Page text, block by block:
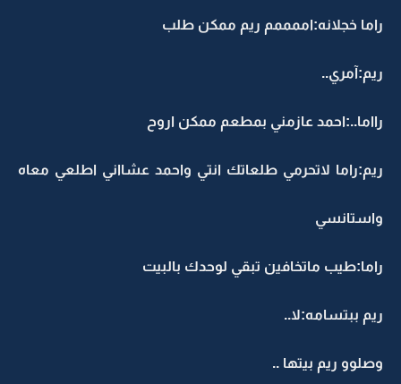
راما خجلانه:اممممم ريم ممكن طلب
ريم:آمري..
رااما..:احمد عازمني بمطعم ممكن اروح
ريم:راما لاتحرمي طلعاتك انتي واحمد عشااني اطلعي معاه
واستانسي
راما:طيب ماتخافين تبقي لوحدك بالبيت
ريم ببتسامه:لا..
وصلوو ريم بيتها ..